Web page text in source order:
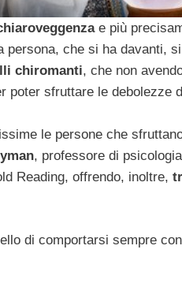
e più
persona, che si ha davanti,
chiromanti, che non
poter sfruttare le debolezze
le persone che
, professore di
Reading, offrendo, inoltre,
di comportarsi sempre